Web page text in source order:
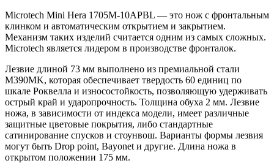
Microtech Mini Hera 1705M-10APBL — это нож с фронтальным
клинком и автоматическим открытием и закрытием.
Механизм таких изделий считается одним из самых сложных.
Microtech является лидером в производстве фронталок.
Лезвие длиной 73 мм выполнено из премиальной стали
M390MK, которая обеспечивает твердость 60 единиц по
шкале Роквелла и износостойкость, позволяющую удерживать
острый край и ударопрочность. Толщина обуха 2 мм. Лезвие
ножа, в зависимости от индекса модели, имеет различные
защитные цветовые покрытия, либо стандартные
сатинирование спусков и стоунвош. Варианты формы лезвия
могут быть Drop point, Bayonet и другие. Длина ножа в
открытом положении 175 мм.